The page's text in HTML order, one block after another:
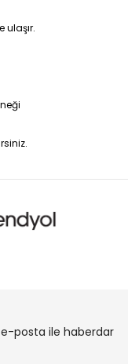
ulaşır.
posta ile haberdar